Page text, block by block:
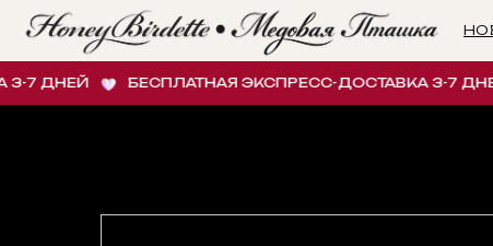
НОВИНКИ
ДНЕЙ БЕСПЛАТНАЯ ЭКСПРЕСС-ДОСТАВКА 3-7 ДНЕЙ